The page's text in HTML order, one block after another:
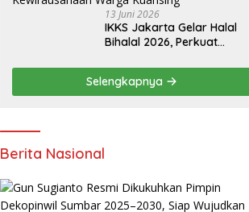
13 Juni 2026
IKKS Jakarta Gelar Halal
Bihalal 2026, Perkuat
Semangat Kewirausahaan
Warga Kuansing
Selengkapnya
Berita Nasional